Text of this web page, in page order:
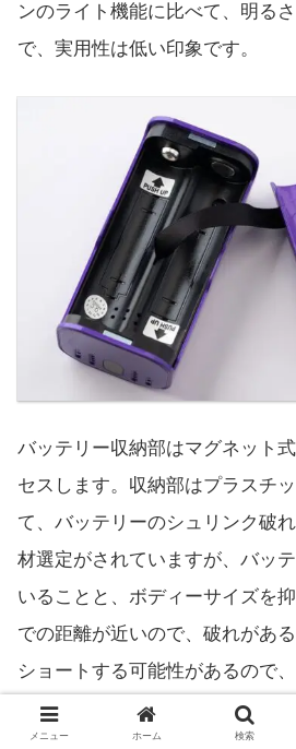
ンのライト機能に比べて、明る
で、実用性は低い印象です。
バッテリー収納部はマグネット
セスします。収納部はプラスチ
て、バッテリーのシュリンク破
材選定がされていますが、バッ
いることと、ボディーサイズを
での距離が近いので、破れがあ
ショートする可能性があるので
ーの状態確認が必須です。
メニュー ホーム 検索